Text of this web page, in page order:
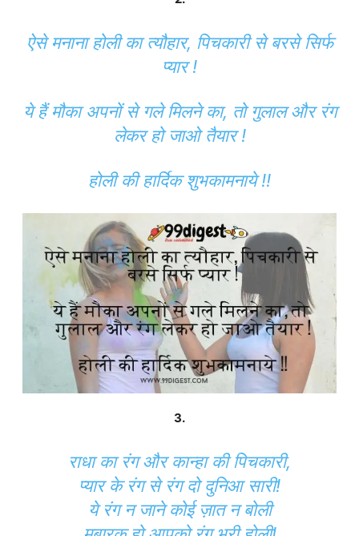
ऐसे मनाना होली का त्यौहार, पिचकारी से बरसे सिर्फ
प्यार !
ये हैं मौका अपनों से गले मिलने का, तो गुलाल और रंग
लेकर हो जाओ तैयार !
होली की हार्दिक शुभकामनाये !!
3.
राधा का रंग और कान्हा की पिचकारी,
प्यार के रंग से रंग दो दुनिआ सारी!
ये रंग न जाने कोई ज़ात न बोली